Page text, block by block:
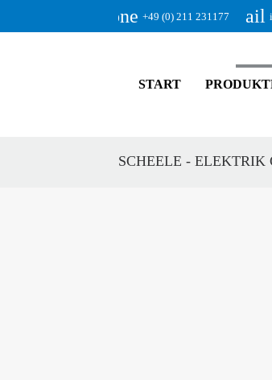
phone +49 (0) 211 231177email
START
SCHEELE - ELEKTRIK